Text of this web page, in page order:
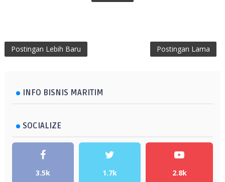
Postingan Lebih Baru Postingan Lama
INFO BISNIS MARITIM
SOCIALIZE
3.5k 1.7k 2.8k